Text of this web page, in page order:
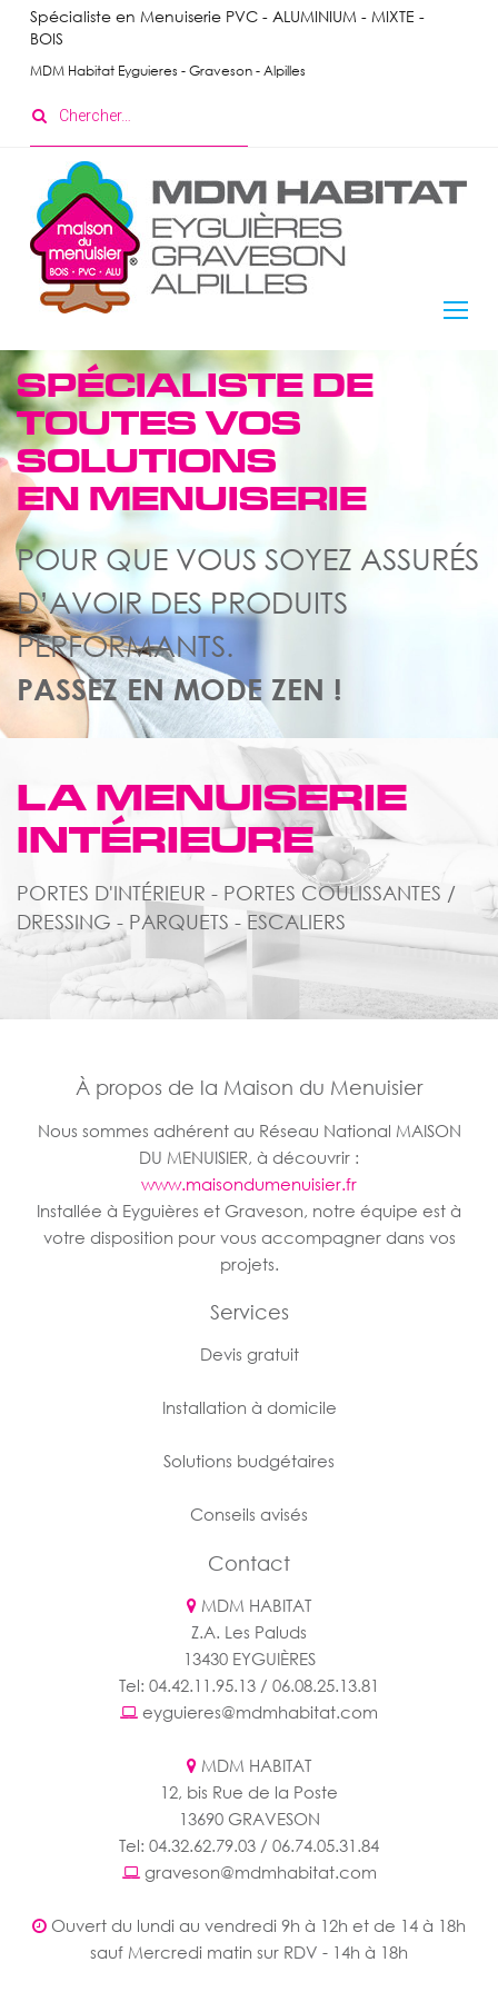
Skip
content
Spécialiste en Menuiserie PVC - ALUMINIUM - MIXTE -
BOIS
MDM Habitat Eyguieres - Graveson - Alpilles
Menuiserie
Intérieure
SPÉCIALISTE DE
TOUTES VOS
SOLUTIONS
EN MENUISERIE
POUR QUE VOUS SOYEZ ASSURÉS
D’AVOIR DES PRODUITS
PERFORMANTS.
PASSEZ EN MODE ZEN !
LA MENUISERIE
INTÉRIEURE
PORTES D'INTÉRIEUR - PORTES COULISSANTES /
DRESSING - PARQUETS - ESCALIERS
À propos de la Maison du Menuisier
Nous sommes adhérent au Réseau National MAISON
DU MENUISIER, à découvrir :
www.maisondumenuisier.fr
Installée à Eyguières et Graveson, notre équipe est à
votre disposition pour vous accompagner dans vos
projets.
Services
Devis gratuit
Installation à domicile
Solutions budgétaires
Conseils avisés
Contact
MDM HABITAT
Z.A. Les Paluds
13430 EYGUIÈRES
Tel: 04.42.11.95.13 / 06.08.25.13.81
eyguieres@mdmhabitat.com
MDM HABITAT
12, bis Rue de la Poste
13690 GRAVESON
Tel: 04.32.62.79.03 / 06.74.05.31.84
graveson@mdmhabitat.com
Ouvert du lundi au vendredi 9h à 12h et de 14 à 18h
sauf Mercredi matin sur RDV - 14h à 18h